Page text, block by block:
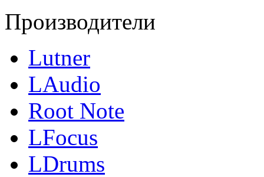
Производители
Lutner
LAudio
Root Note
LFocus
LDrums